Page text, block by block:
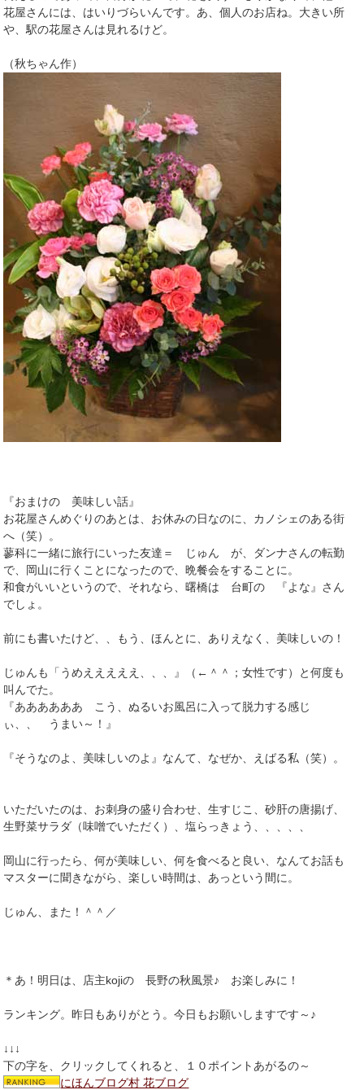
花屋さんには、はいりづらいんです。あ、個人のお店ね。大きい所
や、駅の花屋さんは見れるけど。
（秋ちゃん作）
『おまけの 美味しい話』
お花屋さんめぐりのあとは、お休みの日なのに、カノシェのある街
へ（笑）。
蓼科に一緒に旅行にいった友達＝ じゅん が、ダンナさんの転勤
で、岡山に行くことになったので、晩餐会をすることに。
和食がいいというので、それなら、曙橋は 台町の 『よな』さん
でしょ。
前にも書いたけど、、もう、ほんとに、ありえなく、美味しいの！
じゅんも「うめえええええ、、、』（←＾＾；女性です）と何度も
叫んでた。
『ああああああ こう、ぬるいお風呂に入って脱力する感じ
ぃ、、 うまい～！』
『そうなのよ、美味しいのよ』なんて、なぜか、えばる私（笑）。
いただいたのは、お刺身の盛り合わせ、生すじこ、砂肝の唐揚げ、
生野菜サラダ（味噌でいただく）、塩らっきょう、、、、、
岡山に行ったら、何が美味しい、何を食べると良い、なんてお話も
マスターに聞きながら、楽しい時間は、あっという間に。
じゅん、また！＾＾／
＊あ！明日は、店主kojiの 長野の秋風景♪ お楽しみに！
ランキング。昨日もありがとう。今日もお願いしますです～♪
↓↓↓
下の字を、クリックしてくれると、１０ポイントあがるの～
にほんブログ村 花ブログ